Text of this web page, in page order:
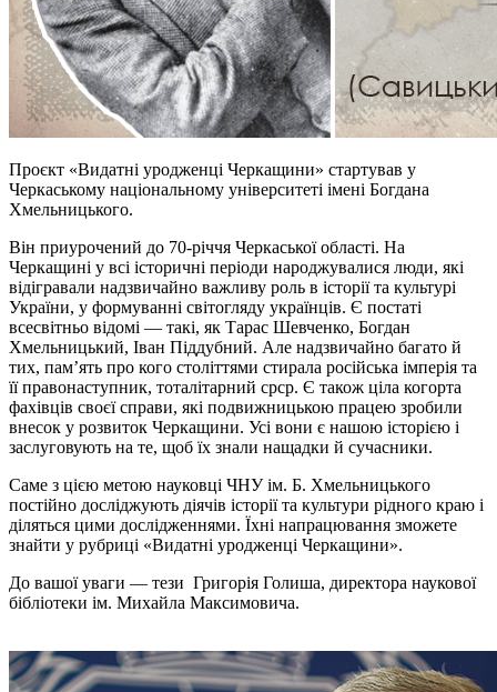
Проєкт «Видатні уродженці Черкащини» стартував у
Черкаському національному університеті імені Богдана
Хмельницького.
Він приурочений до 70-річчя Черкаської області. На
Черкащині у всі історичні періоди народжувалися люди, які
відігравали надзвичайно важливу роль в історії та культурі
України, у формуванні світогляду українців. Є постаті
всесвітньо відомі — такі, як Тарас Шевченко, Богдан
Хмельницький, Іван Піддубний. Але надзвичайно багато й
тих, пам’ять про кого століттями стирала російська імперія та
її правонаступник, тоталітарний срср. Є також ціла когорта
фахівців своєї справи, які подвижницькою працею зробили
внесок у розвиток Черкащини. Усі вони є нашою історією і
заслуговують на те, щоб їх знали нащадки й сучасники.
Саме з цією метою науковці ЧНУ ім. Б. Хмельницького
постійно досліджують діячів історії та культури рідного краю і
діляться цими дослідженнями. Їхні напрацювання зможете
знайти у рубриці «Видатні уродженці Черкащини».
До вашої уваги — тези Григорія Голиша, директора наукової
бібліотеки ім. Михайла Максимовича.